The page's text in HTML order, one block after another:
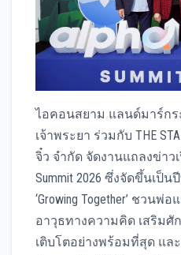
ไอคอนสยาม แลนด์มาร์ก
เจ้าพระยา ร่วมกับ THE
จิ๋ว จำกัด จัดงานแถลงข่าวเ
Summit 2026 ซึ่งจัดขึ้นเป็
‘Growing Together’ ชวน
อาวุธทางความคิด เสริมศั
เติบโตอย่างพร้อมที่สุด แล